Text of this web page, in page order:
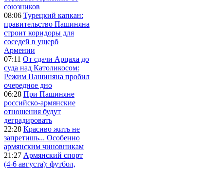
союзников
08:06 Турецкий капкан:
правительство Пашиняна
строит коридоры для
соседей в ущерб
Армении
07:11 От сдачи Арцаха до
суда над Католикосом:
Режим Пашиняна пробил
очередное дно
06:28 При Пашиняне
российско-армянские
отношения будут
деградировать
22:28 Красиво жить не
запретишь... Особенно
армянским чиновникам
21:27 Армянский спорт
(4-6 августа): футбол,